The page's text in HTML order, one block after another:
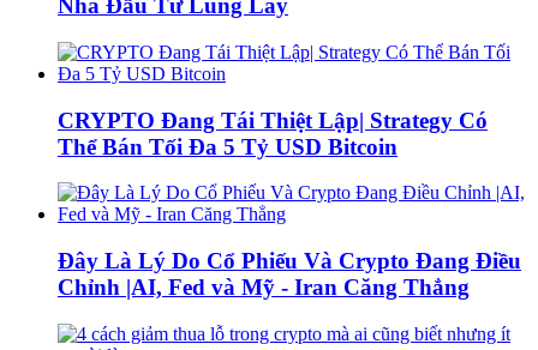
Nhà Đầu Tư Lung Lay
CRYPTO Đang Tái Thiệt Lập| Strategy Có
Thể Bán Tối Đa 5 Tỷ USD Bitcoin
Đây Là Lý Do Cổ Phiếu Và Crypto Đang Điều
Chỉnh |AI, Fed và Mỹ - Iran Căng Thẳng